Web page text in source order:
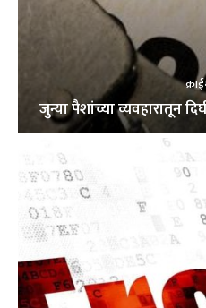
जुन्या पैशांच्या व्यवहारातून